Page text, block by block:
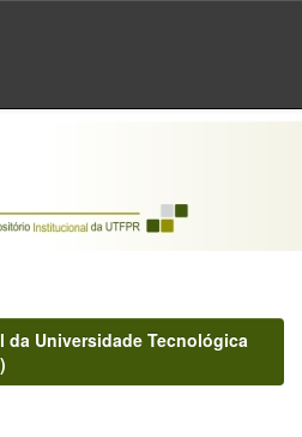
Universidade Tecnológica